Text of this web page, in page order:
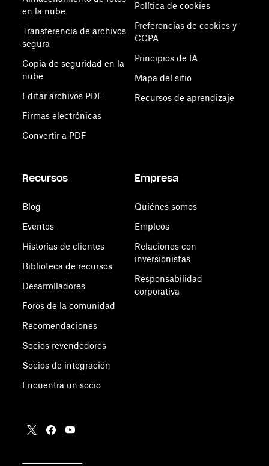
en la nube
Transferencia de archivos
segura
Copia de seguridad en la
nube
Editar archivos PDF
Firmas electrónicas
Convertir a PDF
Política de cookies
Preferencias de cookies y
CCPA
Principios de IA
Mapa del sitio
Recursos de aprendizaje
Recursos
Blog
Eventos
Historias de clientes
Biblioteca de recursos
Desarrolladores
Foros de la comunidad
Recomendaciones
Socios revendedores
Socios de integración
Encuentra un socio
Empresa
Quiénes somos
Empleos
Relaciones con
inversionistas
Responsabilidad
corporativa